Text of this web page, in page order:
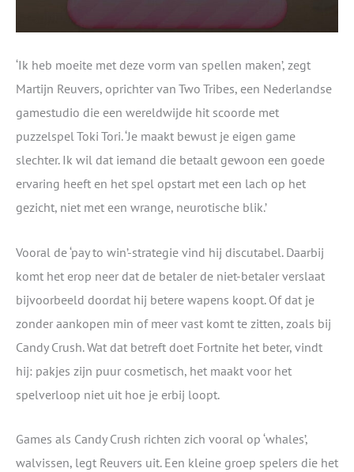
‘Ik heb moeite met deze vorm van spellen maken’, zegt
Martijn Reuvers, oprichter van Two Tribes, een Nederlandse
gamestudio die een wereldwijde hit scoorde met
puzzelspel Toki Tori. ‘Je maakt bewust je eigen game
slechter. Ik wil dat iemand die betaalt gewoon een goede
ervaring heeft en het spel opstart met een lach op het
gezicht, niet met een wrange, neurotische blik.’
Vooral de ‘pay to win’-strategie vind hij discutabel. Daarbij
komt het erop neer dat de betaler de niet-betaler verslaat
bijvoorbeeld doordat hij betere wapens koopt. Of dat je
zonder aankopen min of meer vast komt te zitten, zoals bij
Candy Crush. Wat dat betreft doet Fortnite het beter, vindt
hij: pakjes zijn puur cosmetisch, het maakt voor het
spelverloop niet uit hoe je erbij loopt.
Games als Candy Crush richten zich vooral op ‘whales’,
walvissen, legt Reuvers uit. Een kleine groep spelers die het